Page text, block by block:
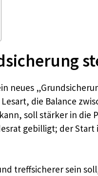
neues
die Balance
soll stärker in die
gebilligt; der
treffsicherer sein